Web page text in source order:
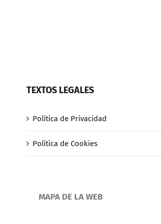
TEXTOS LEGALES
Política de Privacidad
Política de Cookies
MAPA DE LA WEB